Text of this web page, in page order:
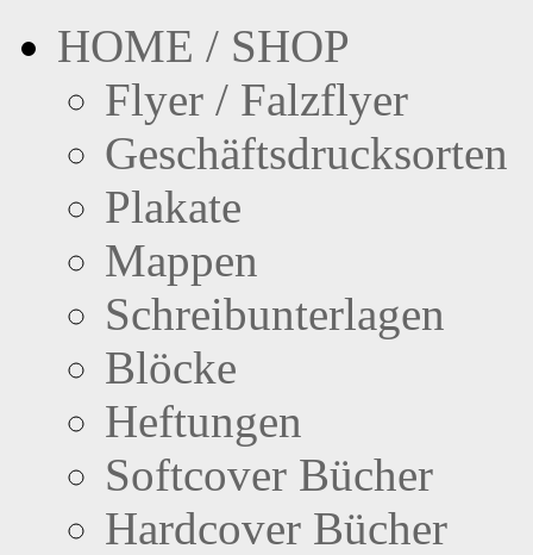
HOME / SHOP
Flyer / Falzflyer
Geschäftsdrucksorten
Plakate
Mappen
Schreibunterlagen
Blöcke
Heftungen
Softcover Bücher
Hardcover Bücher